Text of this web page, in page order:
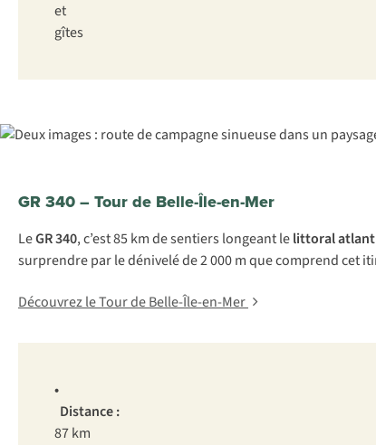
et
gîtes
GR 340 – Tour de Belle-Île-en-Mer
LeGR 340, c’est 85 km de sentiers longeant lelittoral
surprendre par le dénivelé de 2 000 m que comprend cet
Découvrez le Tour de Belle-Île-en-Mer
•
Distance :
87 km